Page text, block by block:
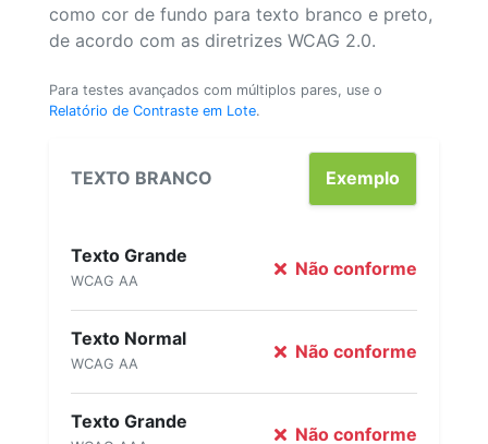
como cor de fundo para texto branco e preto,
de acordo com as diretrizes WCAG 2.0.
Para testes avançados com múltiplos pares, use o
Relatório de Contraste em Lote.
TEXTO BRANCO Exemplo
Texto Grande
WCAG AA
Não conforme
Texto Normal
WCAG AA
Não conforme
Texto Grande
Não conforme